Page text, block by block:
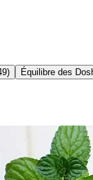
) Équilibre des